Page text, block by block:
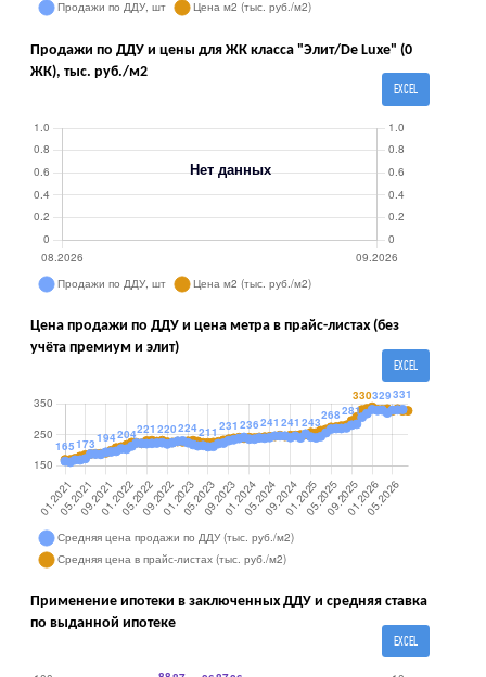
Продажи по ДДУ и цены для ЖК класса "Элит/De Luxe" (0
ЖК), тыс. руб./м2
EXCEL
Цена продажи по ДДУ и цена метра в прайс-листах (без
учёта премиум и элит)
EXCEL
Применение ипотеки в заключенных ДДУ и средняя ставка
по выданной ипотеке
EXCEL